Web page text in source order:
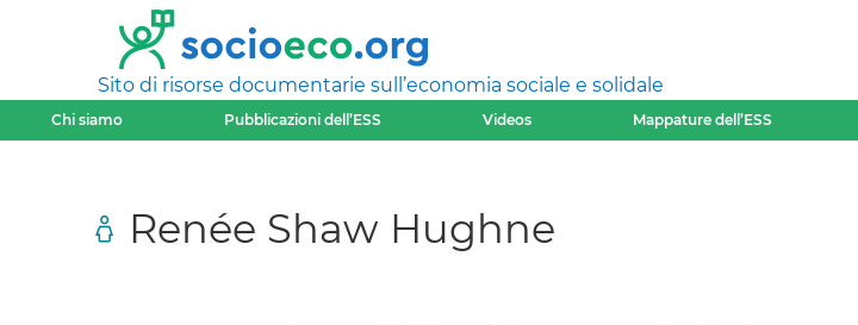
Sito di risorse documentarie sull’economia sociale e solidale
Chi siamo Pubblicazioni dell’ESS Videos Mappature dell’ESS
Renée Shaw Hughne